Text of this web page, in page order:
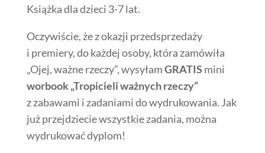
Książka dla dzieci 3-7 lat.
Oczywiście, że z okazji przedsprzedaży
i premiery, do każdej osoby, która zamówiła
„Ojej, ważne rzeczy”, wysyłamGRATIS mini
worbook „Tropicieli ważnych rzeczy”
z zabawami i zadaniami do wydrukowania. Jak
już przejdziecie wszystkie zadania, można
wydrukować dyplom!